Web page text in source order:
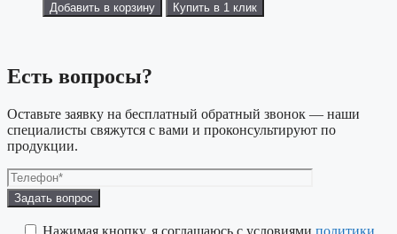
Добавить в корзину
Купить в 1 клик
Есть вопросы?
Оставьте заявку на бесплатный обратный звонок — наши
специалисты свяжутся с вами и проконсультируют по
продукции.
Оставьте
это
поле Нажимая кнопку, я соглашаюсь с условиями политики